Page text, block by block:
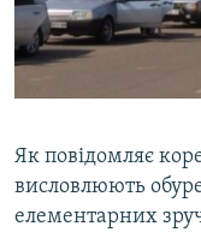
Як повідомляє
висловлюють
елементарних